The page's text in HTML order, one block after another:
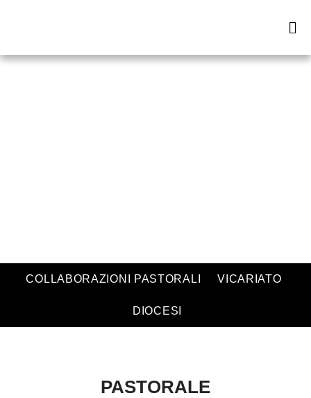
COLLABORAZIONI PASTORALI VICARIATO
DIOCESI
PASTORALE